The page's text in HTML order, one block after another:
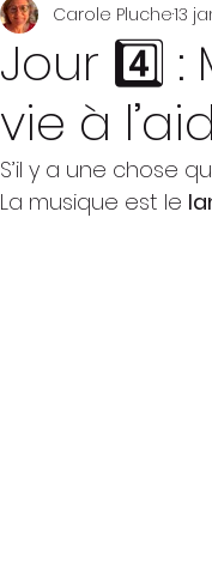
Jour 4️⃣
vie à
Carole Pluche13
S’il y a une chose
La musique est le